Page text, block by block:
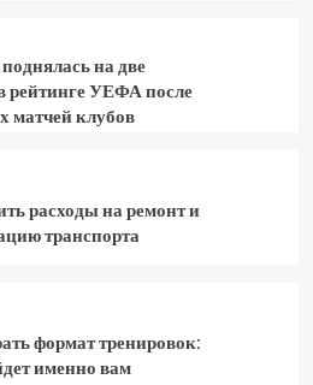
на две
рейтинге УЕФА после
матчей клубов
расходы на ремонт и
транспорта
формат тренировок:
именно вам